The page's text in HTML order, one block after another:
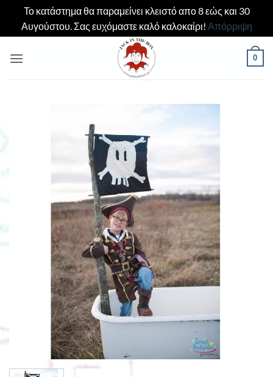
Το κατάστημα θα παραμείνει κλειστό απο 8 εώς και 30
Αυγούστου. Σας ευχόμαστε καλό καλοκαίρι! Απόρριψη
στο
0